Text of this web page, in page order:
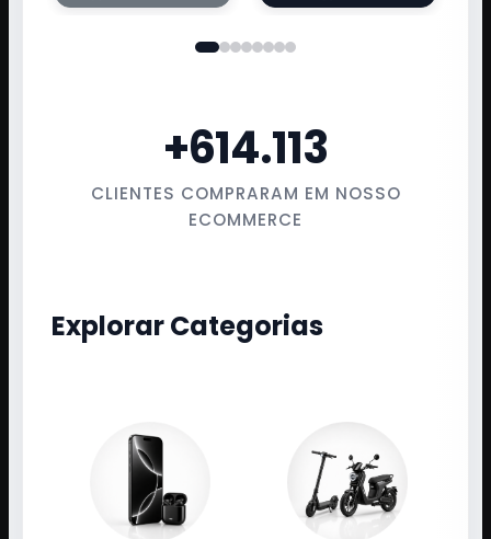
+614.113
CLIENTES COMPRARAM EM NOSSO
ECOMMERCE
Explorar Categorias